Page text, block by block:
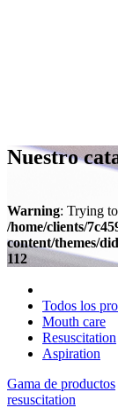
Nuestro
Warning: Trying
/home/clients/
content/themes/
112
Todos los
Mouth care
Resuscitation
Aspiration
Gama de productos
resuscitation